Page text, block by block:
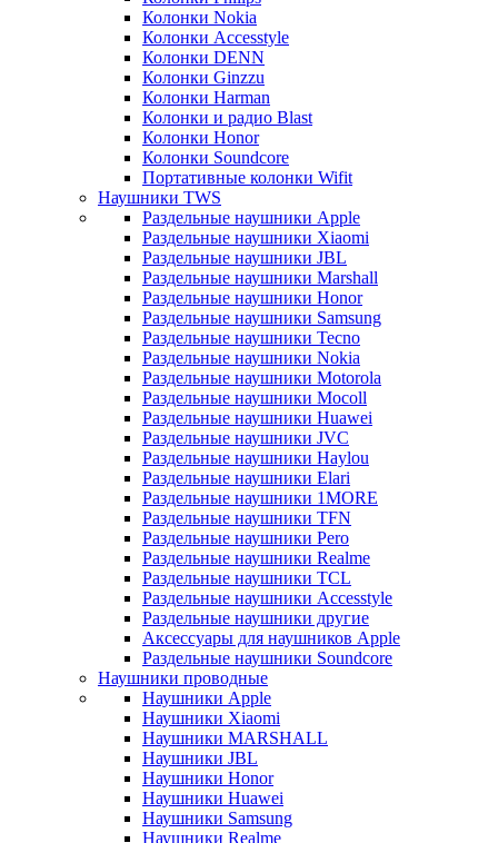
Колонки Nokia
Колонки Accesstyle
Колонки DENN
Колонки Ginzzu
Колонки Harman
Колонки и радио Blast
Колонки Honor
Колонки Soundcore
Портативные колонки Wifit
Наушники TWS
Раздельные наушники Apple
Раздельные наушники Xiaomi
Раздельные наушники JBL
Раздельные наушники Marshall
Раздельные наушники Honor
Раздельные наушники Samsung
Раздельные наушники Tecno
Раздельные наушники Nokia
Раздельные наушники Motorola
Раздельные наушники Mocoll
Раздельные наушники Huawei
Раздельные наушники JVC
Раздельные наушники Haylou
Раздельные наушники Elari
Раздельные наушники 1MORE
Раздельные наушники TFN
Раздельные наушники Pero
Раздельные наушники Realme
Раздельные наушники TCL
Раздельные наушники Accesstyle
Раздельные наушники другие
Аксессуары для наушников Apple
Раздельные наушники Soundcore
Наушники проводные
Наушники Apple
Наушники Xiaomi
Наушники MARSHALL
Наушники JBL
Наушники Honor
Наушники Huawei
Наушники Samsung
Наушники Realme